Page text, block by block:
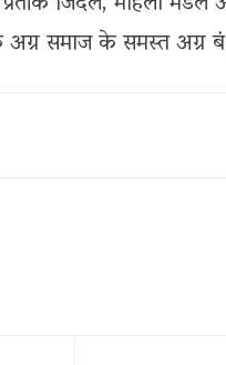
समाज के समस्त अग्र